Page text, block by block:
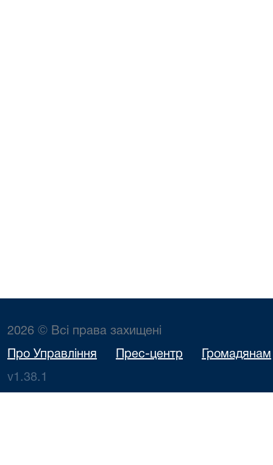
2026 © Всі права захищені
Про Управління Прес-центр Громадянам
v1.38.1